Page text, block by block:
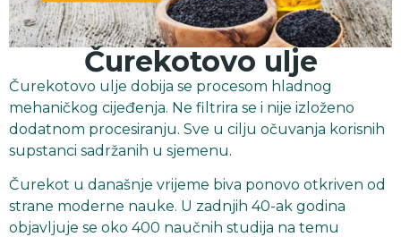
Čurekotovo ulje
Čurekotovo ulje dobija se procesom hladnog
mehaničkog cijeđenja. Ne filtrira se i nije izloženo
dodatnom procesiranju. Sve u cilju očuvanja korisnih
supstanci sadržanih u sjemenu.
Čurekot u današnje vrijeme biva ponovo otkriven od
strane moderne nauke. U zadnjih 40-ak godina
objavljuje se oko 400 naučnih studija na temu